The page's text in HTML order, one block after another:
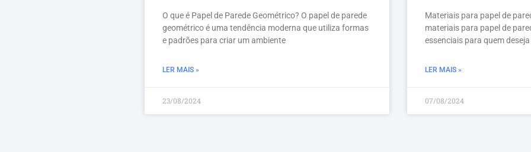
O que é Papel de Parede Geométrico? O papel de parede
geométrico é uma tendência moderna que utiliza formas
e padrões para criar um ambiente
LER MAIS »
23/08/2024
Materiais para papel de
materiais para papel de
essenciais para quem
LER MAIS »
07/08/2024